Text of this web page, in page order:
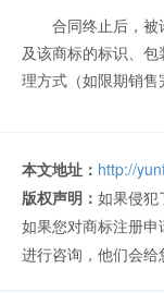
合同终止后，被
及该商标的标识、
理方式（如限期销售
本文地址： http://
版权声明： 如果侵犯
如果您对商标注册
进行咨询，他们会